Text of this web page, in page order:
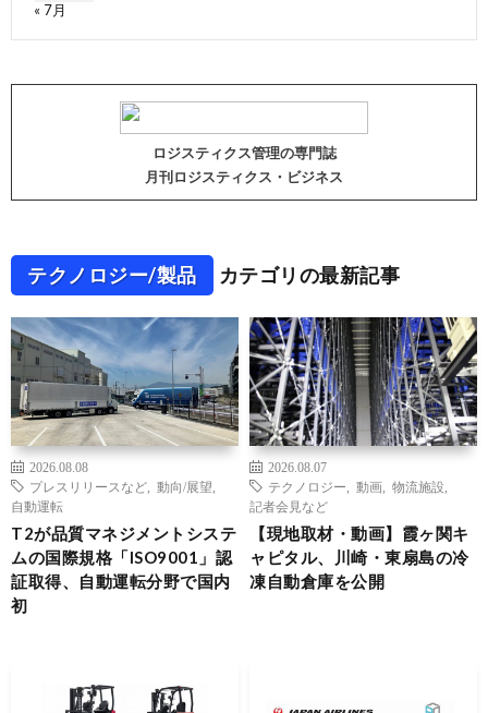
« 7月
ロジスティクス管理の専門誌
月刊ロジスティクス・ビジネス
テクノロジー/製品 カテゴリの最新記事
2026.08.08
プレスリリースなど
動向/展望
自動運転
T2が品質マネジメントシステ
ムの国際規格「ISO9001」認
証取得、自動運転分野で国内
初
2026.08.07
テクノロジー
動画 物流施設
記者会見など
【現地取材・動画】霞ヶ関キ
ャピタル、川崎・東扇島の冷
凍自動倉庫を公開